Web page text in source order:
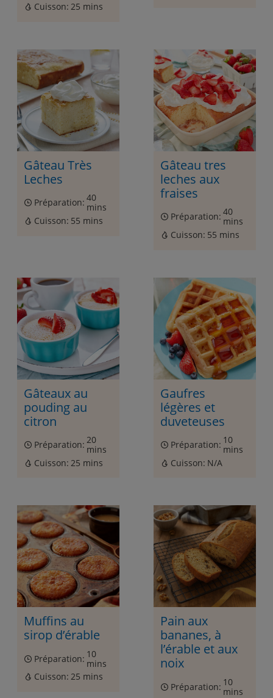
Cuisson: 25 mins
Gâteau Très
Leches
Préparation: 40
mins
Cuisson: 55 mins
Gâteau tres
leches aux
fraises
Préparation: 40
mins
Cuisson: 55 mins
Gâteaux au
pouding au
citron
Préparation: 20
mins
Cuisson: 25 mins
Gaufres
légères et
duveteuses
Préparation: 10
mins
Cuisson: N/A
Muffins au
sirop d’érable
Préparation: 10
mins
Cuisson: 25 mins
Pain aux
bananes, à
l’érable et aux
noix
Préparation: 10
mins